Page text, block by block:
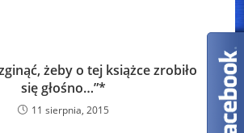
żeby o tej książce zrobiło
się głośno…”*
11 sierpnia, 2015